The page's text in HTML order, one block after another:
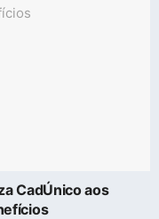
CadÚnico aos